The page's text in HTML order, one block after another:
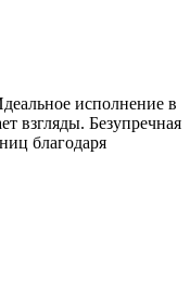
исполнение в
взгляды. Безупречная
благодаря